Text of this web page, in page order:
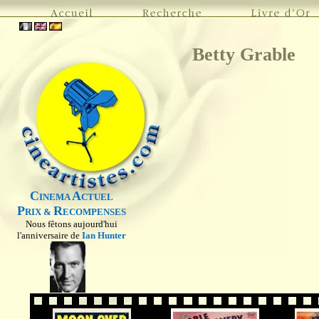
CINEMAACTUEL
PRIX & RECOMPENSES
Nous fêtons aujourd'hui
l'anniversaire de Ian Hunter
Betty Grable